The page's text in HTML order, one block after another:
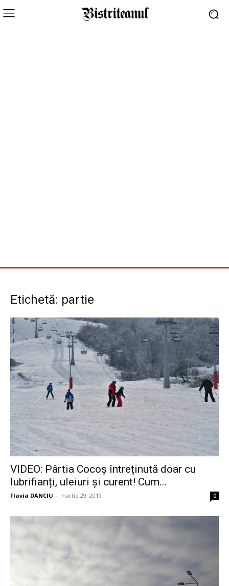
Etichetă: partie
VIDEO: Pârtia Cocoș întreținută doar cu
lubrifianți, uleiuri și curent! Cum...
Flavia DANCIU - martie 29, 2019 0